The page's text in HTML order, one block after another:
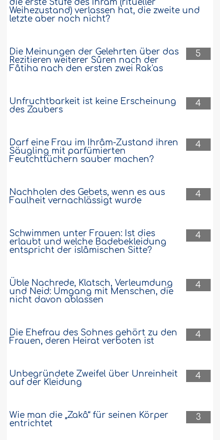
115280
Wenn eine Frau nicht weiß, wann ihre
Periode aufhört
weil die betreffende Körperstelle nicht
trocken wird und keine weiße Flüssigkeit
Zweifel, ob es die Menstruation war oder
nicht. Ich habe daher mein Fasten nicht
unterbrochen. Was gilt..Weiter
die erste Stufe des Ihrâm (ritueller
Weihezustand) verlassen hat, die zweite und
letzte aber noch nicht?
5
Die Meinungen der Gelehrten über das
Rezitieren weiterer Sûren nach der
Fâtiha nach den ersten zwei Rak'as
4
Unfruchtbarkeit ist keine Erscheinung
des Zaubers
4
Darf eine Frau im Ihrâm-Zustand ihren
Säugling mit parfümierten
Feutchttüchern sauber machen?
4
Nachholen des Gebets, wenn es aus
Faulheit vernachlässigt wurde
4
Schwimmen unter Frauen: Ist dies
erlaubt und welche Badebekleidung
entspricht der islâmischen Sitte?
4
Üble Nachrede, Klatsch, Verleumdung
und Neid: Umgang mit Menschen, die
nicht davon ablassen
4
Die Ehefrau des Sohnes gehört zu den
Frauen, deren Heirat verboten ist
4
Unbegründete Zweifel über Unreinheit
auf der Kleidung
3
Wie man die „Zakâ“ für seinen Körper
entrichtet